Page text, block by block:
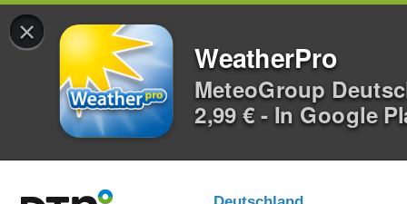
×
WeatherPro
MeteoGroup
2,99 € - In Google